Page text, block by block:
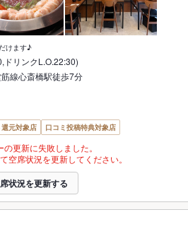
けます♪
ドリンクL.O.22:30)
線心斎橋駅徒歩7分
還元対象店 口コミ投稿特典対象店
の更新に失敗しました。
空席状況を更新してください。
状況を更新する